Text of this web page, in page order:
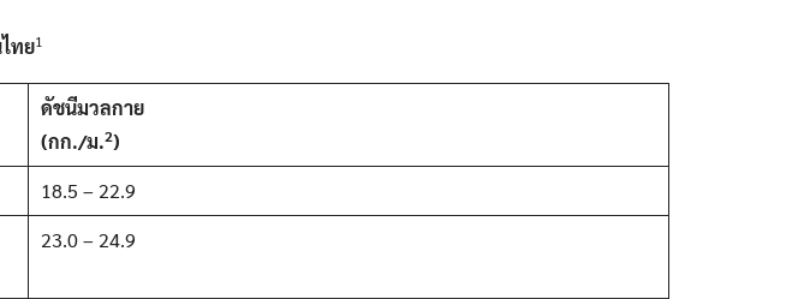
ทย1
ดัชนีมวลกาย
(กก./ม.2)
18.5 – 22.9
23.0 – 24.9